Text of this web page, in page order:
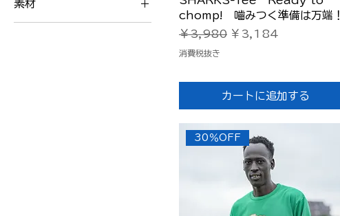
素材
chomp! 嚙みつく準備は万端！
通常価格
￥3,980 セール価格
￥3,184
消費税抜き
カートに追加する
30％OFF